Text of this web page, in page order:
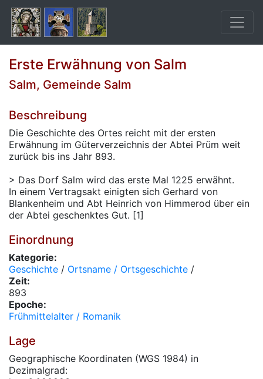
Erste Erwähnung von Salm
Salm, Gemeinde Salm
Beschreibung
Die Geschichte des Ortes reicht mit der ersten
Erwähnung im Güterverzeichnis der Abtei Prüm weit
zurück bis ins Jahr 893.
> Das Dorf Salm wird das erste Mal 1225 erwähnt.
In einem Vertragsakt einigten sich Gerhard von
Blankenheim und Abt Heinrich von Himmerod über ein
der Abtei geschenktes Gut. [1]
Einordnung
Kategorie:
Geschichte / Ortsname / Ortsgeschichte /
Zeit:
893
Epoche:
Frühmittelalter / Romanik
Lage
Geographische Koordinaten (WGS 1984) in
Dezimalgrad: